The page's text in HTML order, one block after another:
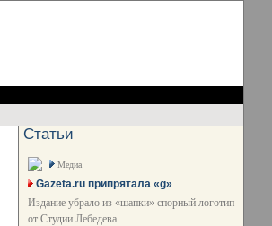
Статьи
Медиа
Gazeta.ru припрятала «g»
Издание убрало из «шапки» спорный логотип
от Студии Лебедева